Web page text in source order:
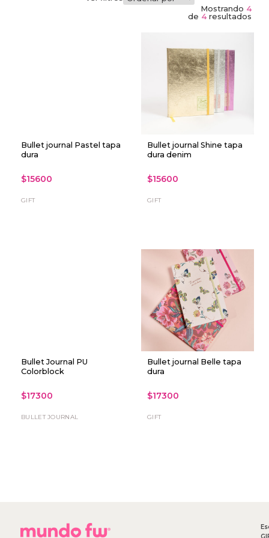
Mostrando 4
de 4resultados
Bullet journal Pastel tapa
dura
$15600
GIFT
Bullet journal Shine tapa
dura denim
$15600
GIFT
Bullet Journal PU
Colorblock
$17300
BULLET JOURNAL
Bullet journal Belle tapa
dura
$17300
GIFT